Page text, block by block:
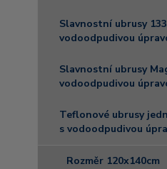
Slavnostní ubrusy
vodoodpudivou
Slavnostní ubrusy
vodoodpudivou
Teflonové ubrusy
s vodoodpudivou
Rozměr 120x140cm